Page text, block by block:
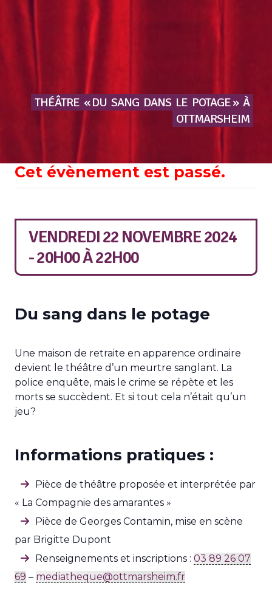
THÉÂTRE « DU SANG DANS LE POTAGE » À
OTTMARSHEIM
Cet évènement est passé.
VENDREDI 22 NOVEMBRE 2024
- 20H00À22H00
Du sang dans le potage
Une maison de retraite en apparence ordinaire
devient le théâtre d’un meurtre sanglant. La
police enquête, mais le crime se répète et les
morts se succèdent. Et si tout cela n’était qu’un
jeu?
Informations pratiques :
Pièce de théâtre proposée et interprétée par
« La Compagnie des amarantes »
Pièce de Georges Contamin, mise en scène
par Brigitte Dupont
Renseignements et inscriptions : 03 89 26 07
69 – mediatheque@ottmarsheim.fr